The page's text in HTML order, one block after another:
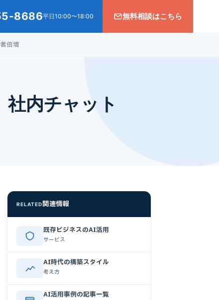
8686平日10:00〜18:00 無料相談はこちら
倍増
内チャット
RELATED関連情報
既存ビジネスのAI活用
サービス
AI時代の構築スタイル
考え方
AI活用事例の記事一覧